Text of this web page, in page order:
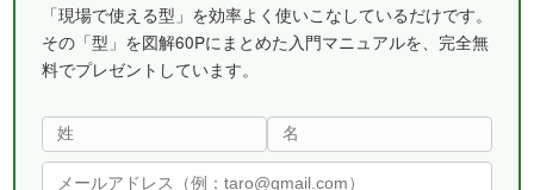
「現場で使える型」を効率よく使いこなしているだけです。
その「型」を図解60Pにまとめた入門マニュアルを、完全無
料でプレゼントしています。